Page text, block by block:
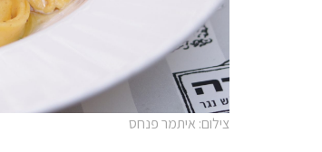
צילום: איתמר פנחס